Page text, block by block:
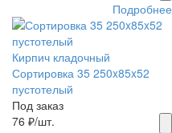
Подробнее
Кирпич кладочный
Сортировка 35 250x85x52
пустотелый
Под заказ
76 ₽/шт.